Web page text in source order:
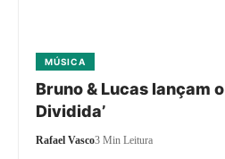
MÚSICA
Bruno & Lucas lançam
Dividida’
Rafael Vasco3 Min Leitura